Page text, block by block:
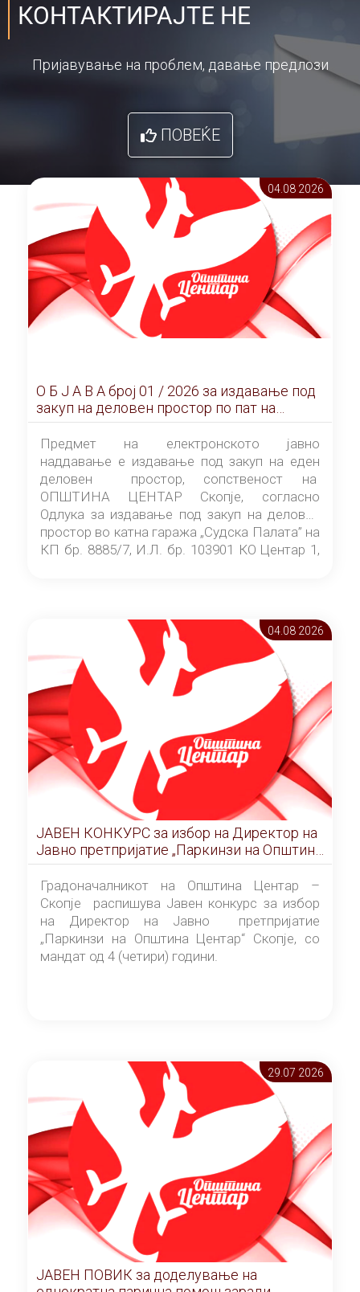
КОНТАКТИРАЈТЕ НЕ
Пријавување на проблем, давање предлози
ПОВЕЌЕ
04.08 2026
О Б Ј А В А брoj 01 / 2026 за издавање под
закуп на деловен простор по пат на
ЕЛЕКТРОНСКО ЈАВНО НАДДАВАЊЕ
Предмет на електронското јавно
наддавање е издавање под закуп на еден
деловен простор, сопственост на
ОПШТИНА ЦЕНТАР Скопје, согласно
Одлука за издавање под закуп на деловен
простор во катна гаража „Судска Палата” на
КП бр. 8885/7, И.Л. бр. 103901 КО Центар 1,
Скопје” број 9/2026), за времетраење од 3
(три) години од денот на потпишувањето на
Договорот за закуп со најповолниот
понудувач.
04.08 2026
ЈАВЕН КОНКУРС за избор на Директор на
Јавно претпријатие „Паркинзи на Општина
Центар“ – Скопје
Градоначалникот на Општина Центар –
Скопје распишува Јавен конкурс за избор
на Директор на Јавно претпријатие
„Паркинзи на Општина Центар“ Скопје, со
мандат од 4 (четири) години.
29.07 2026
ЈАВЕН ПОВИК за доделување на